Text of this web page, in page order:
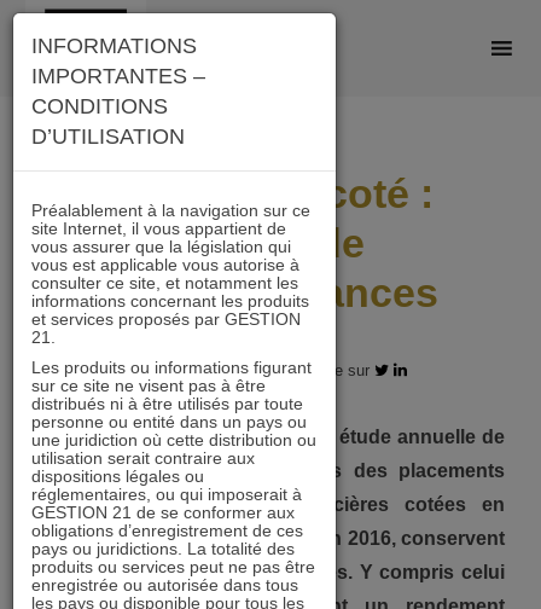
Skip
content
Immobilier coté :
40 ans de
surperformances
02.06.2017 - Partagez l'article sur
L’IEIF vient de mettre à jour son étude annuelle de
comparaison des performances des placements
sur longue période. Les foncières cotées en
Bourse, en dépit d’un net repli en 2016, conservent
la tête de la plupart des palmarès. Y compris celui
INFORMATIONS
IMPORTANTES –
CONDITIONS
D’UTILISATION
Préalablement à la navigation sur ce
site Internet, il vous appartient de
vous assurer que la législation qui
vous est applicable vous autorise à
consulter ce site, et notamment les
informations concernant les produits
et services proposés par GESTION
21.
Les produits ou informations figurant
sur ce site ne visent pas à être
distribués ni à être utilisés par toute
personne ou entité dans un pays ou
une juridiction où cette distribution ou
utilisation serait contraire aux
dispositions légales ou
réglementaires, ou qui imposerait à
GESTION 21 de se conformer aux
obligations d’enregistrement de ces
pays ou juridictions. La totalité des
produits ou services peut ne pas être
enregistrée ou autorisée dans tous
les pays ou disponible pour tous les